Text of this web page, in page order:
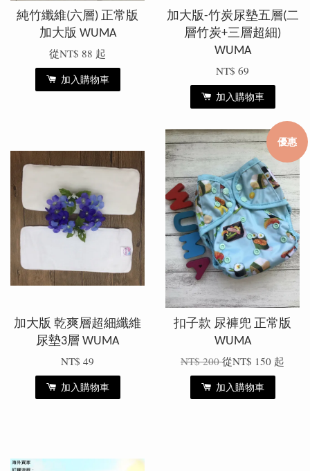
純竹纖維(六層) 正常版
加大版 WUMA
從NT$ 88 起
加入購物車
加大版-竹炭尿墊五層(二
層竹炭+三層超細)
WUMA
NT$ 69
加入購物車
加大版 乾爽層超細纖維
尿墊3層 WUMA
NT$ 49
加入購物車
優惠
扣子款 尿褲兜 正常版
WUMA
NT$ 200從NT$ 150 起
加入購物車